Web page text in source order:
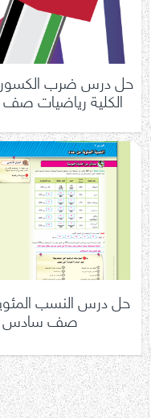
حل درس ضرب الكسور
الكلية رياضيات
حل درس النسب
صف سادس